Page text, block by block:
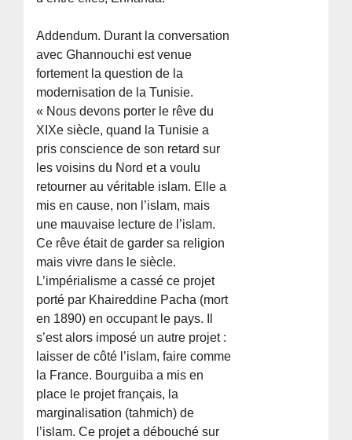
Addendum. Durant la conversation
avec Ghannouchi est venue
fortement la question de la
modernisation de la Tunisie.
« Nous devons porter le rêve du
XIXe siècle, quand la Tunisie a
pris conscience de son retard sur
les voisins du Nord et a voulu
retourner au véritable islam. Elle a
mis en cause, non l’islam, mais
une mauvaise lecture de l’islam.
Ce rêve était de garder sa religion
mais vivre dans le siècle.
L’impérialisme a cassé ce projet
porté par Khaireddine Pacha (mort
en 1890) en occupant le pays. Il
s’est alors imposé un autre projet :
laisser de côté l’islam, faire comme
la France. Bourguiba a mis en
place le projet français, la
marginalisation (tahmich) de
l’islam. Ce projet a débouché sur